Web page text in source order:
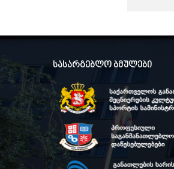
სასარგებლო ბმულები